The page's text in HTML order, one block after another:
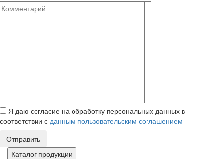
Я даю согласие на обработку персональных данных в
соответствии с данным пользовательским соглашением
Отправить
Каталог продукции